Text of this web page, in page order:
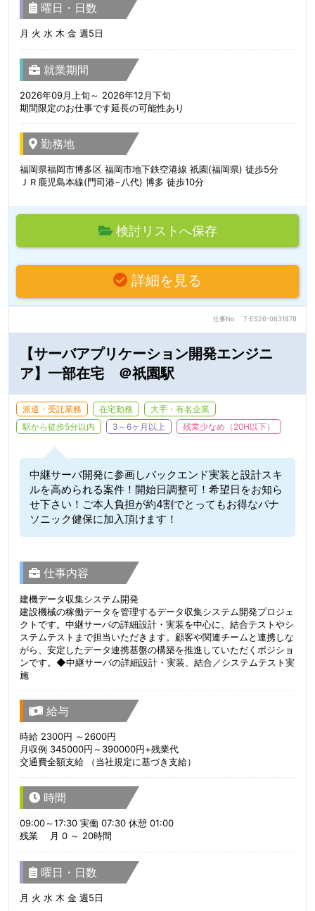
曜日・日数
月 火 水 木 金 週5日
就業期間
2026年09月上旬～ 2026年12月下旬
期間限定のお仕事です延長の可能性あり
勤務地
福岡県福岡市博多区 福岡市地下鉄空港線 祇園(福岡県) 徒歩5分
ＪＲ鹿児島本線(門司港−八代) 博多 徒歩10分
検討リストへ保存
詳細を見る
仕事No T-ES26-0631878
【サーバアプリケーション開発エンジニ
ア】一部在宅 ＠祇園駅
派遣・受託業務 在宅勤務
大手・有名企業
駅から徒歩5分以内
3～6ヶ月以上 残業少なめ（20H以下）
中継サーバ開発に参画しバックエンド実装と設計スキ
ルを高められる案件！開始日調整可！希望日をお知ら
せ下さい！ご本人負担が約4割でとってもお得なパナ
ソニック健保に加入頂けます！
仕事内容
建機データ収集システム開発
建設機械の稼働データを管理するデータ収集システム開発プロジェ
クトです。中継サーバの詳細設計・実装を中心に、結合テストやシ
ステムテストまで担当いただきます。顧客や関連チームと連携しな
がら、安定したデータ連携基盤の構築を推進していただくポジショ
ンです。◆中継サーバの詳細設計・実装、結合／システムテスト実
施
給与
時給 2300円 ～2600円
月収例 345000円～390000円+残業代
交通費全額支給 （当社規定に基づき支給）
時間
09:00～17:30 実働 07:30 休憩 01:00
残業 月 0 ～ 20時間
曜日・日数
月 火 水 木 金 週5日